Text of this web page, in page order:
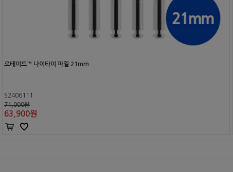
로테이트™ 나이타이 파일 21mm
S2406111
71,000원
63,900원